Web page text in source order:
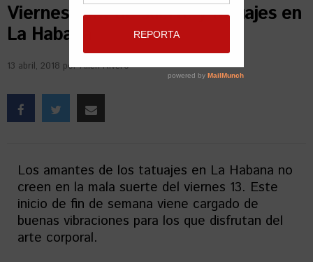
Viernes 13… de suerte y tatuajes en
La Habana
13 abril, 2018 porAilén Rivero
Los amantes de los tatuajes en La Habana no
creen en la mala suerte del viernes 13. Este
inicio de fin de semana viene cargado de
buenas vibraciones para los que disfrutan del
arte corporal.